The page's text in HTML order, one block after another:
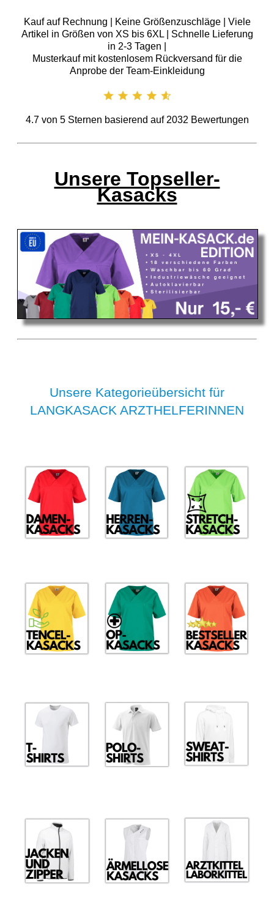
Kauf auf Rechnung | Keine Größenzuschläge | Viele
Artikel in Größen von XS bis 6XL | Schnelle Lieferung
in 2-3 Tagen |
Musterkauf mit kostenlosem Rückversand für die
Anprobe der Team-Einkleidung
4.7von 5Sternen basierend auf 2032 Bewertungen
Unsere Topseller-
Kasacks
Unsere Kategorieübersicht für
LANGKASACK ARZTHELFERINNEN